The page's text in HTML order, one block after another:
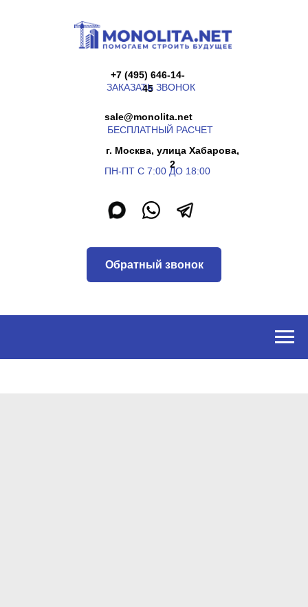
г. Москва, улица Хабарова,
ПН-ПТ С 7:00 ДО 18:00
45
ЗАКАЗАТЬ ЗВОНОК
БЕСПЛАТНЫЙ РАСЧЕТ